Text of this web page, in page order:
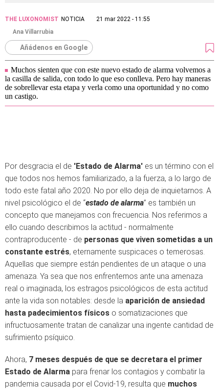
THE LUXONOMIST NOTICIA
21 mar 2022 - 11:55
Ana Villarrubia
Añádenos en Google
Muchos sienten que con este nuevo estado de alarma volvemos a
la casilla de salida, con todo lo que eso conlleva. Pero hay maneras
de sobrellevar esta etapa y verla como una oportunidad y no como
un castigo.
Por desgracia el de 'Estado de Alarma' es un término con el
que todos nos hemos familiarizado, a la fuerza, a lo largo de
todo este fatal año 2020. No por ello deja de inquietarnos. A
nivel psicológico el de “estado de alarma” es también un
concepto que manejamos con frecuencia. Nos referimos a
ello cuando describimos la actitud - normalmente
contraproducente - de personas que viven sometidas a un
constante estrés, eternamente suspicaces o temerosas.
Aquellas que siempre están pendientes de un ataque o una
amenaza. Ya sea que nos enfrentemos ante una amenaza
real o imaginada, los estragos psicológicos de esta actitud
ante la vida son notables: desde la aparición de ansiedad
hasta padecimientos físicos o somatizaciones que
infructuosamente tratan de canalizar una ingente cantidad de
sufrimiento psíquico.
Ahora, 7 meses después de que se decretara el primer
Estado de Alarma para frenar los contagios y combatir la
pandemia causada por el Covid-19, resulta que muchos